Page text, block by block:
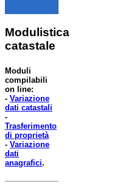
Modulistica
catastale
Moduli
compilabili
on line:
- Variazione
dati catastali
-
Trasferimento
di proprietà
- Variazione
dati
anagrafici.